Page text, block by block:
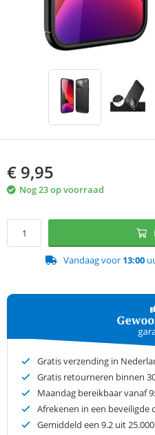
€ 9,95
Nog 23 op voorraad
Vandaag voor 13:00
Gratis verzending in
Gratis retourneren binnen
Maandag bereikbaar vanaf
Afrekenen in een beveiligde
Gemiddeld een 9.2 uit